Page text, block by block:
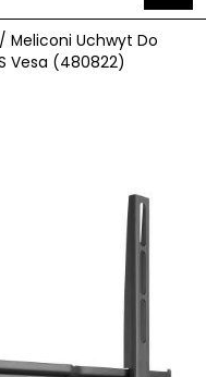
/ Meliconi Uchwyt Do
Vesa (480822)